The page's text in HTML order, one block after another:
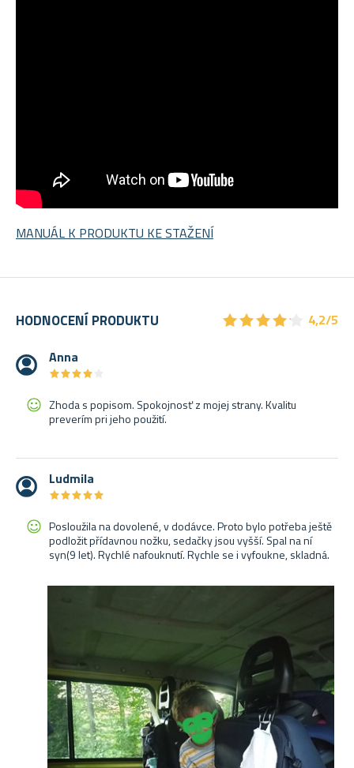
MANUÁL K PRODUKTU KE STAŽENÍ
HODNOCENÍ PRODUKTU ★★★★★
★★★★★
4,2/5
Anna
★★★★
★★★★
Zhoda s popisom. Spokojnosť z mojej strany. Kvalitu
preverím pri jeho použití.
Ludmila
★★★★★
★★★★★
Posloužila na dovolené, v dodávce. Proto bylo potřeba ještě
podložit přídavnou nožku, sedačky jsou vyšší. Spal na ní
syn(9 let). Rychlé nafouknutí. Rychle se i vyfoukne, skladná.